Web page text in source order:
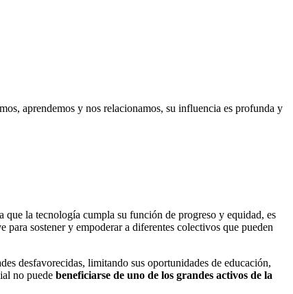
aprendemos y nos relacionamos, su influencia es profunda y
que la tecnología cumpla su función de progreso y equidad, es
sostener y empoderar a diferentes colectivos que pueden
desfavorecidas, limitando sus oportunidades de educación,
no puede beneficiarse de uno de los grandes activos de la